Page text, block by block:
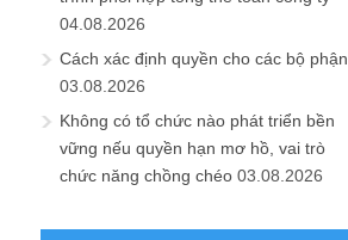
04.08.2026
Cách xác định quyền cho các bộ phận
03.08.2026
Không có tổ chức nào phát triển bền
vững nếu quyền hạn mơ hồ, vai trò
chức năng chồng chéo 03.08.2026